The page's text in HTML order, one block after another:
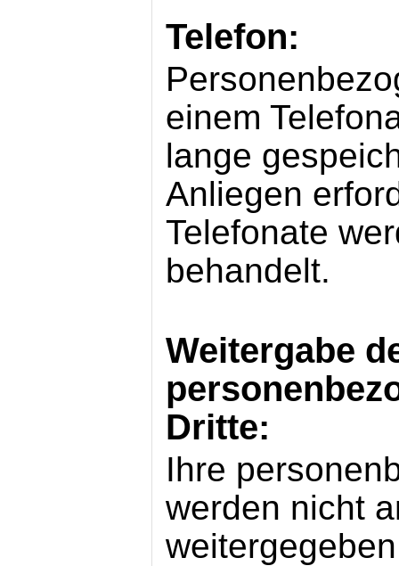
Telefon:
einem
lange
Anliegen
Telefonate
behandelt.
Weitergabe
Dritte:
Ihre
werden nicht